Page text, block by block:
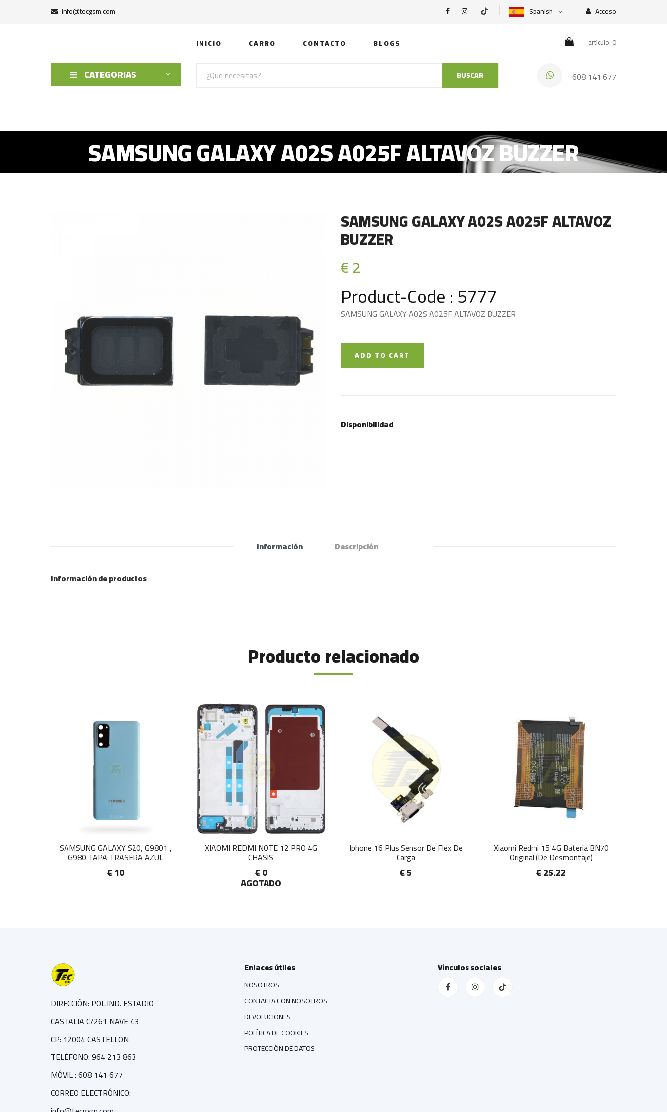
info@tecgsm.com Spanish Acceso
INICIO CARRO CONTACTO BLOGS artículo: 0
CATEGORIAS BUSCAR 608 141 677
SAMSUNG GALAXY A02S A025F ALTAVOZ BUZZER
SAMSUNG GALAXY A02S A025F ALTAVOZ
BUZZER
€ 2
Product-Code : 5777
SAMSUNG GALAXY A02S A025F ALTAVOZ BUZZER
ADD TO CART
Disponibilidad
Información Descripción
Información de productos
Producto relacionado
SAMSUNG GALAXY S20, G9801 ,
G980 TAPA TRASERA AZUL
€ 10
XIAOMI REDMI NOTE 12 PRO 4G
CHASIS
€ 0
AGOTADO
Iphone 16 Plus Sensor De Flex De
Carga
€ 5
Xiaomi Redmi 15 4G Bateria BN70
Original (De Desmontaje)
€ 25.22
DIRECCIÓN: POL.IND. ESTADIO
CASTALIA C/261 NAVE 43
CP: 12004 CASTELLON
TELÉFONO: 964 213 863
MÓVIL : 608 141 677
CORREO ELECTRÓNICO:
Enlaces útiles
NOSOTROS
CONTACTA CON NOSOTROS
DEVOLUCIONES
POLÍTICA DE COOKIES
PROTECCIÓN DE DATOS
Vínculos sociales